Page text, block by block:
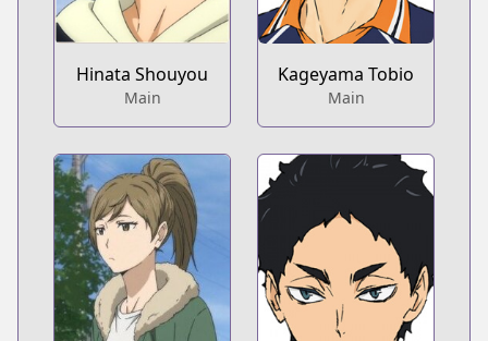
Hinata Shouyou
Main
Kageyama Tobio
Main